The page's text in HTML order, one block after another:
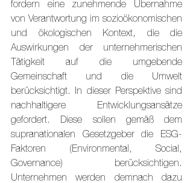
fordern eine zunehmende Übernahme
von Verantwortung im sozioökonomischen
und ökologischen Kontext, die die
Auswirkungen der unternehmerischen
Tätigkeit auf die umgebende
Gemeinschaft und die Umwelt
berücksichtigt. In dieser Perspektive sind
nachhaltigere Entwicklungsansätze
gefordert. Diese sollen gemäß dem
supranationalen Gesetzgeber die ESG-
Faktoren (Environmental, Social,
Governance) berücksichtigen.
Unternehmen werden demnach dazu